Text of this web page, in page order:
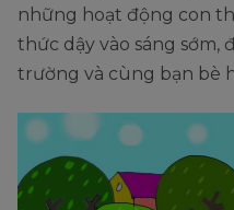
những hoạt động con
thức dậy vào sáng sớm,
trường và cùng bạn bè